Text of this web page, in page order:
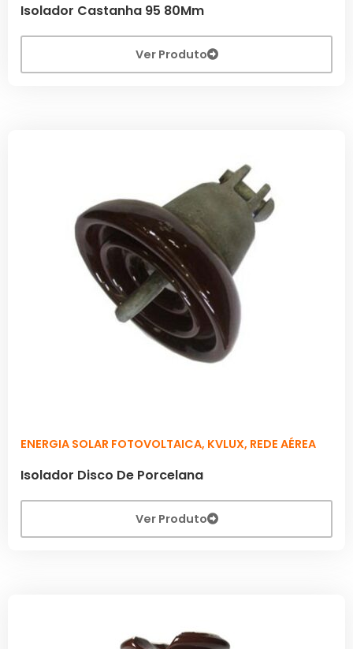
Isolador Castanha 95 80Mm
Ver Produto
ENERGIA SOLAR FOTOVOLTAICA, KVLUX, REDE AÉREA
Isolador Disco De Porcelana
Ver Produto